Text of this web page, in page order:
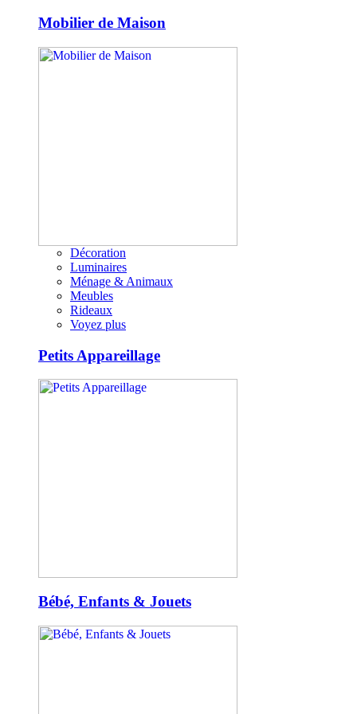
Mobilier de Maison
Décoration
Luminaires
Ménage & Animaux
Meubles
Rideaux
Voyez plus
Petits Appareillage
Bébé, Enfants & Jouets